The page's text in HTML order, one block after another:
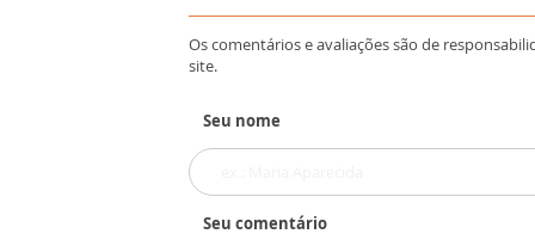
Os comentários e avaliações são de
site.
Seu nome
Seu comentário